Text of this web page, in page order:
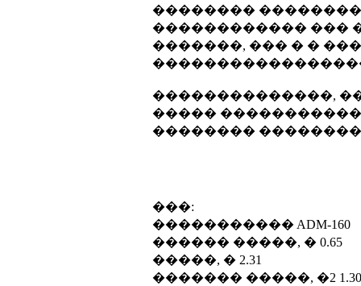
��������
������������ ���
�������, ��� � �
��������������,
�����
��������
���:
����������� ADM-160
������ �����, � 0.65
�����, � 2.31
������� �����, �2 1.30